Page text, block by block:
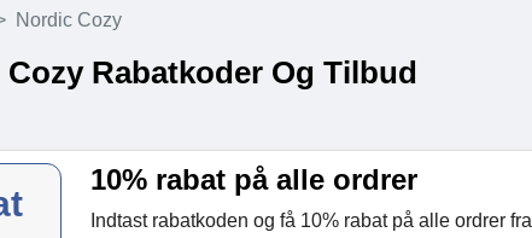
Nordic Cozy
Rabatkoder Og Tilbud
10% rabat på alle ordrer
Indtast rabatkoden og få 10% rabat på alle ordrer fra